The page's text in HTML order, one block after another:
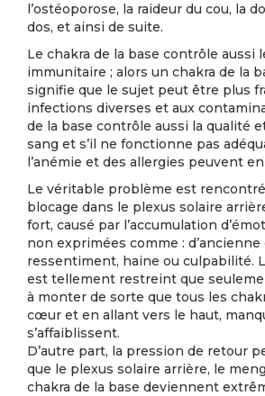
l’ostéoporose, la raideur du cou, la
dos, et ainsi de suite.
Le chakra de la base contrôle aussi
immunitaire ; alors un chakra de la
signifie que le sujet peut être plus
infections diverses et aux
de la base contrôle aussi la qualité
sang et s’il ne fonctionne pas
l’anémie et des allergies peuvent
Le véritable problème est
blocage dans le plexus solaire
fort, causé par l’accumulation
non exprimées comme : d’ancienne
ressentiment, haine ou culpabilité.
est tellement restreint que
à monter de sorte que tous les
cœur et en allant vers le haut,
s’affaiblissent.
D’autre part, la pression de retour
que le plexus solaire arrière, le
chakra de la base deviennent